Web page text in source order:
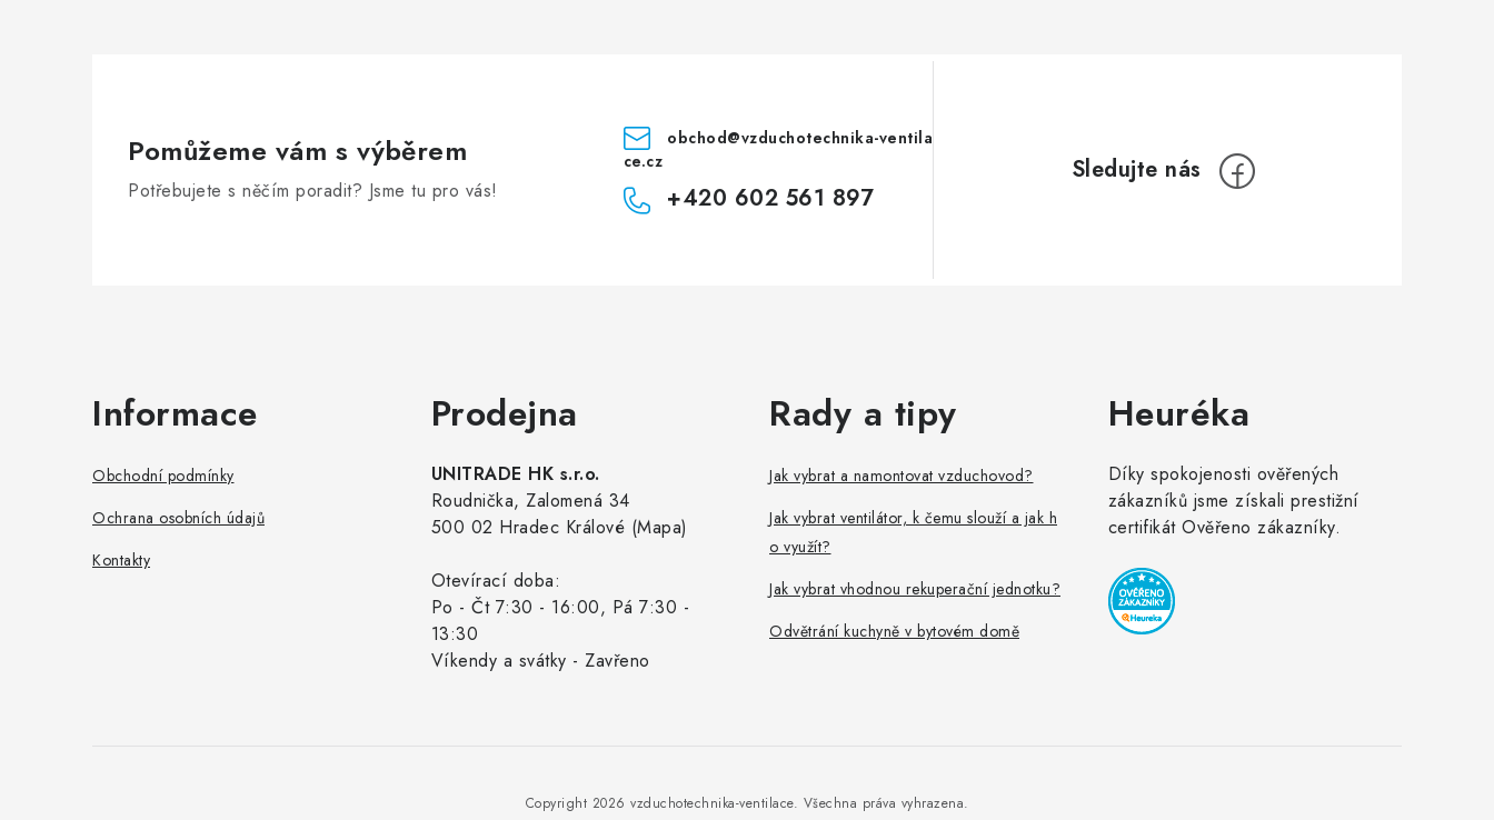
Pomůžeme vám s výběrem
Potřebujete s něčím poradit? Jsme tu pro vás!
obchod@vzduchotechnika-ventila
ce.cz
+420 602 561 897
Informace
Obchodní podmínky
Ochrana osobních údajů
Kontakty
Prodejna
UNITRADE HK s.r.o.
Roudnička, Zalomená 34
500 02 Hradec Králové (Mapa)
Otevírací doba:
Po - Čt 7:30 - 16:00, Pá 7:30 -
13:30
Víkendy a svátky - Zavřeno
Rady a tipy
Jak vybrat a namontovat vzduchovod?
Jak vybrat ventilátor, k čemu slouží a jak h
o využít?
Jak vybrat vhodnou rekuperační jednotku?
Odvětrání kuchyně v bytovém domě
Heuréka
Díky spokojenosti ověřených
zákazníků jsme získali prestižní
certifikát Ověřeno zákazníky.
Copyright 2026 vzduchotechnika-ventilace. Všechna práva vyhrazena.